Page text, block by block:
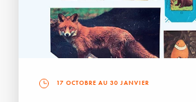
17 OCTOBRE AU 30 JANVIER